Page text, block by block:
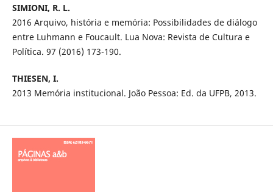
SIMIONI, R. L.
2016 Arquivo, história e memória: Possibilidades de diálogo
entre Luhmann e Foucault. Lua Nova: Revista de Cultura e
Política. 97 (2016) 173-190.
THIESEN, I.
2013 Memória institucional. João Pessoa: Ed. da UFPB, 2013.